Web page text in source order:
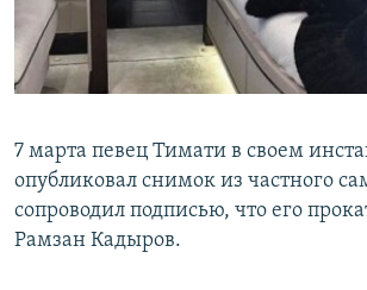
СОЦИАЛЬНЫЕ СЕТИ
Все сайты РСЕ/РС
7 марта певец Тимати в своем
опубликовал снимок из частного
сопроводил подписью, что его
Рамзан Кадыров.